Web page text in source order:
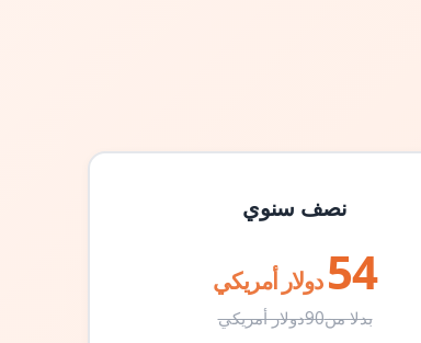
نصف سنوي
54 دولار أمريكي
بدلا من90دولار أمريكي